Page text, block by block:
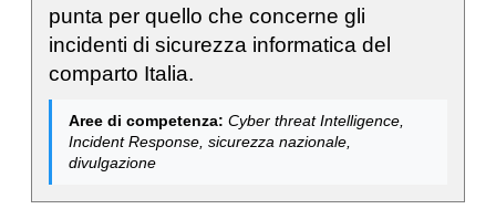
punta per quello che concerne gli
incidenti di sicurezza informatica del
comparto Italia.
Aree di competenza: Cyber threat Intelligence,
Incident Response, sicurezza nazionale,
divulgazione